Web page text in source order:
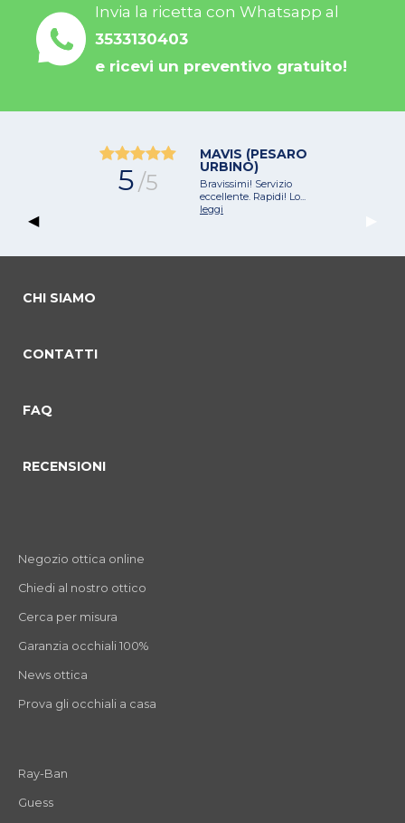
Invia la ricetta con Whatsapp al
3533130403
e ricevi un preventivo gratuito!
Previous Slide
◀︎
5/5
MAVIS (PESARO
URBINO)
Bravissimi! Servizio
eccellente. Rapidi! Lo...
leggi
CHI SIAMO
CONTATTI
FAQ
RECENSIONI
Negozio ottica online
Chiedi al nostro ottico
Cerca per misura
Garanzia occhiali 100%
News ottica
Prova gli occhiali a casa
Ray-Ban
Guess